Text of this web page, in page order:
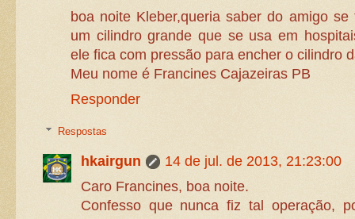
boa noite Kleber,queria saber do amigo
um cilindro grande que se usa em
ele fica com pressão para encher o cilindro
Meu nome é Francines Cajazeiras PB
Responder
Respostas
hkairgun
14 de jul. de 2013, 21:23:00
Caro Francines, boa noite.
Confesso que nunca fiz tal operação,